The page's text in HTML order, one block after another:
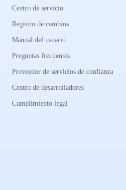
Centro de servicio
Registro de cambios
Manual del usuario
Preguntas frecuentes
Proveedor de servicios de confianza
Centro de desarrolladores
Cumplimiento legal